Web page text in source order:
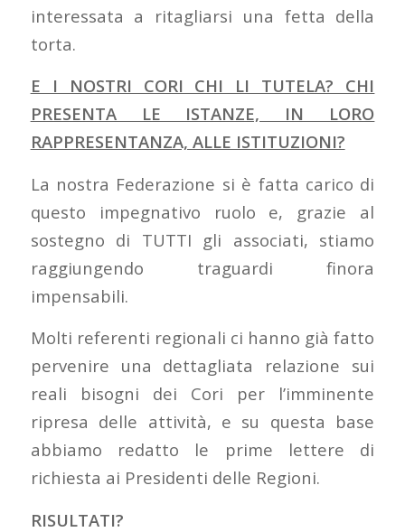
interessata a ritagliarsi una fetta della
torta.
E I NOSTRI CORI CHI LI TUTELA? CHI
PRESENTA LE ISTANZE, IN LORO
RAPPRESENTANZA, ALLE ISTITUZIONI?
La nostra Federazione si è fatta carico di
questo impegnativo ruolo e, grazie al
sostegno di TUTTI gli associati, stiamo
raggiungendo traguardi finora
impensabili.
Molti referenti regionali ci hanno già fatto
pervenire una dettagliata relazione sui
reali bisogni dei Cori per l’imminente
ripresa delle attività, e su questa base
abbiamo redatto le prime lettere di
richiesta ai Presidenti delle Regioni.
RISULTATI?